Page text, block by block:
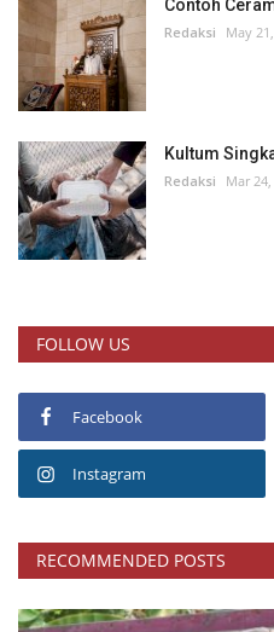
Contoh
Redaksi May
Kultum
Redaksi Mar
FOLLOW US
Facebook
Instagram
RECOMMENDED POSTS